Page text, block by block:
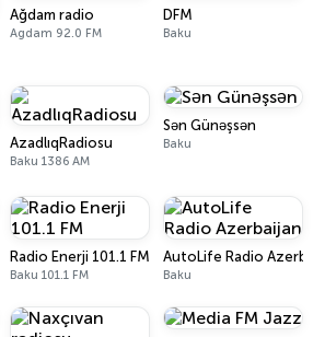
Ağdam radio
Agdam 92.0 FM
DFM
Baku
AzadlıqRadiosu
Baku 1386 AM
Sən Günəşsən
Baku
Radio Enerji 101.1 FM
Baku 101.1 FM
AutoLife Radio
Baku